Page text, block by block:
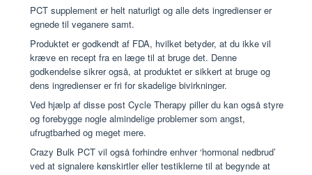
PCT supplement er helt naturligt og alle dets ingredienser er
egnede til veganere samt.
Produktet er godkendt af FDA, hvilket betyder, at du ikke vil
kræve en recept fra en læge til at bruge det. Denne
godkendelse sikrer også, at produktet er sikkert at bruge og
dens ingredienser er fri for skadelige bivirkninger.
Ved hjælp af disse post Cycle Therapy piller du kan også styre
og forebygge nogle almindelige problemer som angst,
ufrugtbarhed og meget mere.
Crazy Bulk PCT vil også forhindre enhver ‘hormonal nedbrud’
ved at signalere kønskirtler eller testiklerne til at begynde at